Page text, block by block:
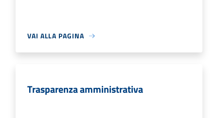
VAI ALLA PAGINA
Trasparenza amministrativa